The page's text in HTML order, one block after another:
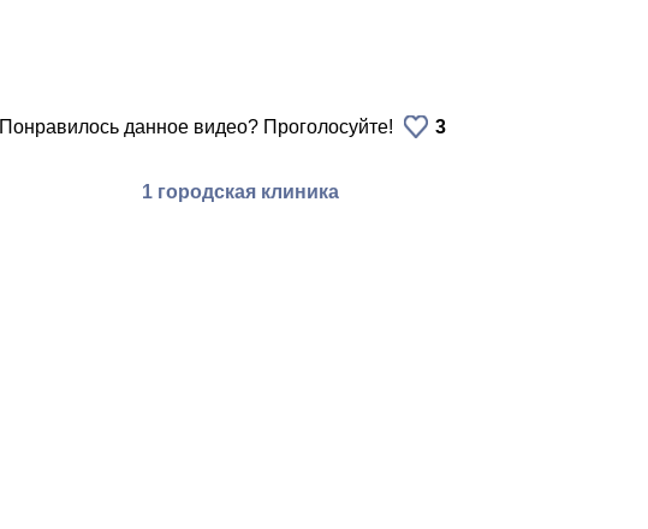
Понравилось данное видео? Проголосуйте! 3
1 городская клиника